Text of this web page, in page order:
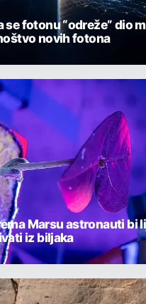
se fotonu “odreže” dio
novih fotona
Marsu astronauti bi
iz biljaka